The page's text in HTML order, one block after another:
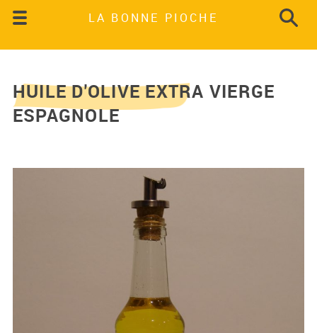
LA BONNE PIOCHE
HUILE D'OLIVE EXTRA VIERGE
ESPAGNOLE